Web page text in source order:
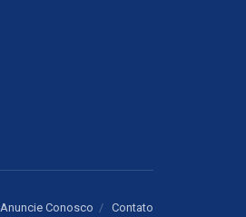
Anuncie Conosco Contato